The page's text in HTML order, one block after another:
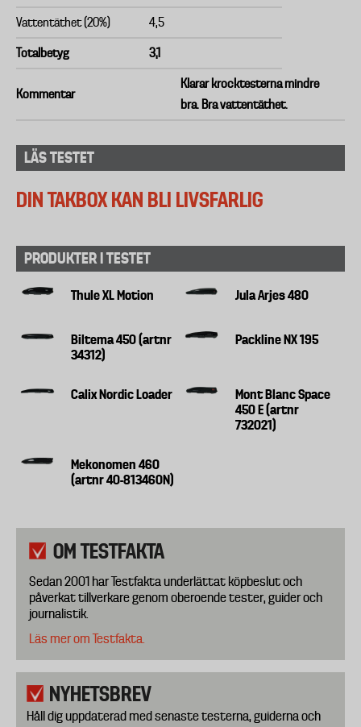
Vattentäthet (20%) 4,5
Totalbetyg 3,1
Kommentar
Klarar krocktesterna mindre
bra. Bra vattentäthet.
LÄS TESTET
DIN TAKBOX KAN BLI LIVSFARLIG
PRODUKTER I TESTET
Thule XL Motion Jula Arjes 480
Biltema 450 (artnr
34312)
Packline NX 195
Calix Nordic Loader
Mont Blanc Space
450 E (artnr
732021)
Mekonomen 460
(artnr 40-813460N)
OM TESTFAKTA
Sedan 2001 har Testfakta underlättat köpbeslut och
påverkat tillverkare genom oberoende tester, guider och
journalistik.
Läs mer om Testfakta.
NYHETSBREV
Håll dig uppdaterad med senaste testerna, guiderna och